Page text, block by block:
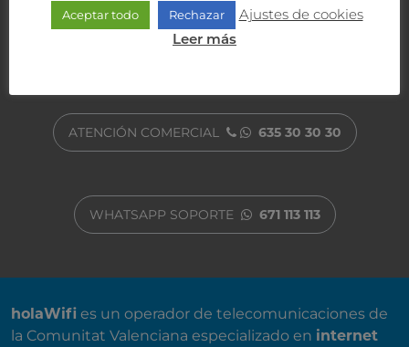
ATENCIÓN AL CLIENTE
ATENCIÓN COMERCIAL 635 30 30 30
WHATSAPP SOPORTE 671 113 113
holaWifi es un operador de telecomunicaciones de
la Comunitat Valenciana especializado en internet
Aceptar todo Rechazar Ajustes de cookies
Leer más